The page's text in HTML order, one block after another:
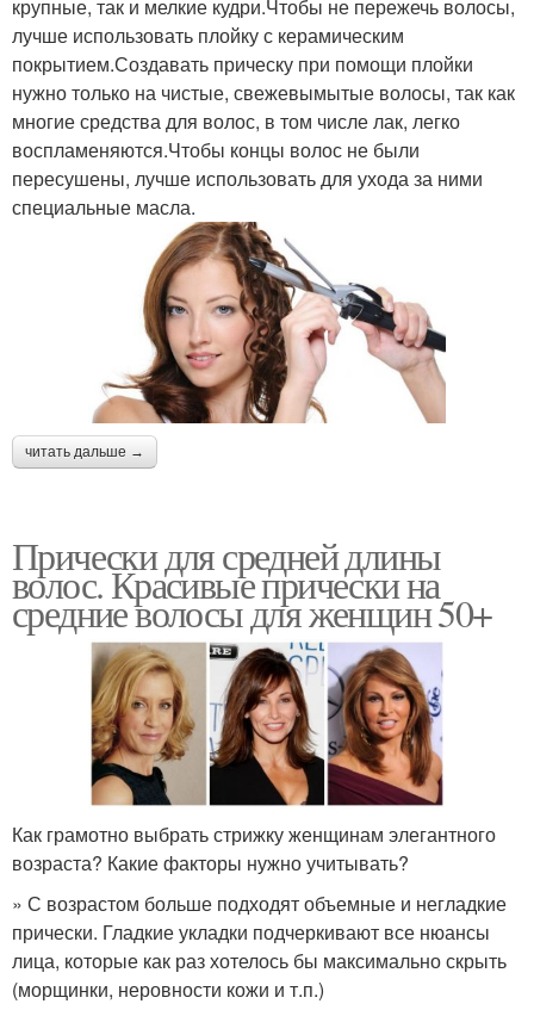
крупные, так и мелкие кудри.Чтобы не пережечь волосы,
лучше использовать плойку с керамическим
покрытием.Создавать прическу при помощи плойки
нужно только на чистые, свежевымытые волосы, так как
многие средства для волос, в том числе лак, легко
воспламеняются.Чтобы концы волос не были
пересушены, лучше использовать для ухода за ними
специальные масла.
читать дальше →
Прически для средней длины
волос. Красивые прически на
средние волосы для женщин 50+
Как грамотно выбрать стрижку женщинам элегантного
возраста? Какие факторы нужно учитывать?
» С возрастом больше подходят объемные и негладкие
прически. Гладкие укладки подчеркивают все нюансы
лица, которые как раз хотелось бы максимально скрыть
(морщинки, неровности кожи и т.п.)